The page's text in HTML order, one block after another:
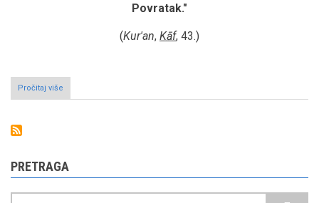
Povratak."
(Kur'an, Kāf, 43.)
Pročitaj više
O
Adema,
alejhisselam
PRETRAGA